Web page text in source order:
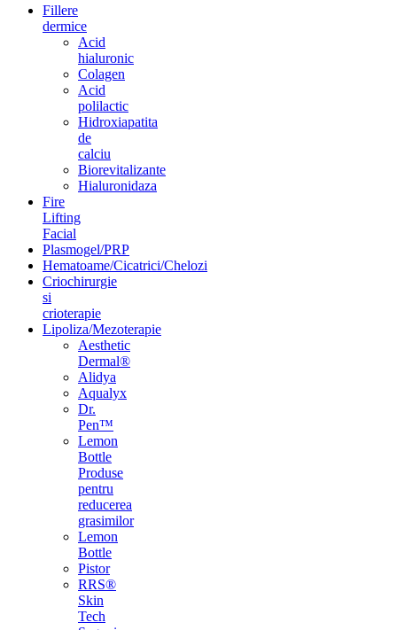
Fillere
dermice
Acid
hialuronic
Colagen
Acid
polilactic
Hidroxiapatita
de
calciu
Biorevitalizante
Hialuronidaza
Fire
Lifting
Facial
Plasmogel/PRP
Hematoame/Cicatrici/Chelozi
Criochirurgie
si
crioterapie
Lipoliza/Mezoterapie
Aesthetic
Dermal®
Alidya
Aqualyx
Dr.
Pen™
Lemon
Bottle
Produse
pentru
reducerea
grasimilor
Lemon
Bottle
Pistor
RRS®
Skin
Tech